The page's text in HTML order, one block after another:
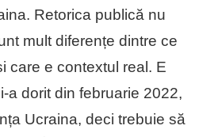
Retorica publică nu
mult diferențe dintre ce
care e contextul real. E
a dorit din februarie 2022,
Ucraina, deci trebuie să